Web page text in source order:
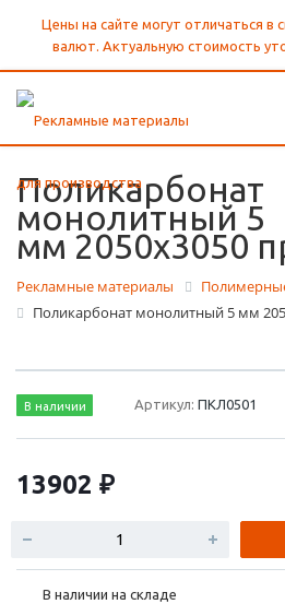
Цены на сайте могут отличаться в
валют. Актуальную стоимость
Поликарбонат
монолитный 5
мм 2050х3050
Рекламные материалы
Поликарбонат монолитный 5 мм
В наличии Артикул:ПКЛ0501
13902 ₽
В наличии на складе